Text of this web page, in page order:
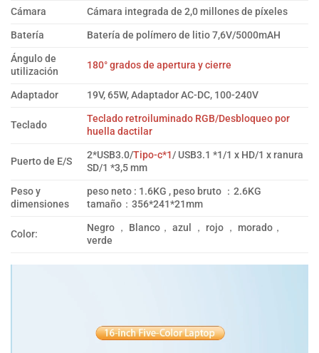
Cámara
Cámara integrada de 2,0 millones de píxeles
Batería
Batería de polímero de litio 7,6V/5000mAH
Ángulo de
utilización
180° grados de apertura y cierre
Adaptador 19V, 65W, Adaptador AC-DC, 100-240V
Teclado
Teclado retroiluminado RGB/Desbloqueo por
huella dactilar
Puerto de E/S
2*USB3.0/Tipo-c*1/ USB3.1 *1/1 x HD/1 x ranura
SD/1 *3,5 mm
Peso y
dimensiones
peso neto : 1.6KG , peso bruto ：2.6KG
tamaño：356*241*21mm
Color:
Negro ， Blanco， azul ， rojo ， morado，
verde